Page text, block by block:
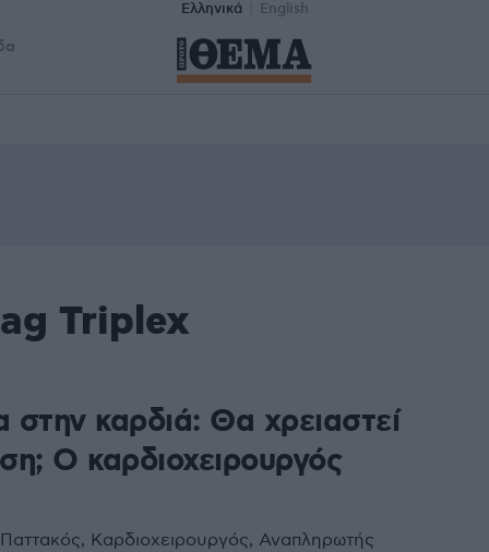
Ελληνικά English
Triplex
καρδιά: Θα χρειαστεί
Ο καρδιοχειρουργός
Καρδιοχειρουργός, Αναπληρωτής